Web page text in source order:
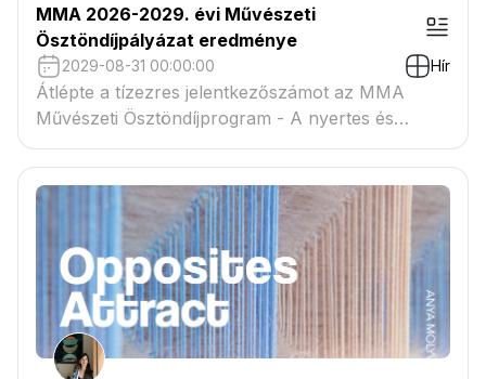
MMA 2026-2029. évi Művészeti
Ösztöndíjpályázat eredménye
2029-08-31 00:00:00 Hír
Átlépte a tízezres jelentkezőszámot az MMA
Művészeti Ösztöndíjprogram - A nyertes és
tartaléklistás pályázók névsora megtekinthető a
csatolmányban